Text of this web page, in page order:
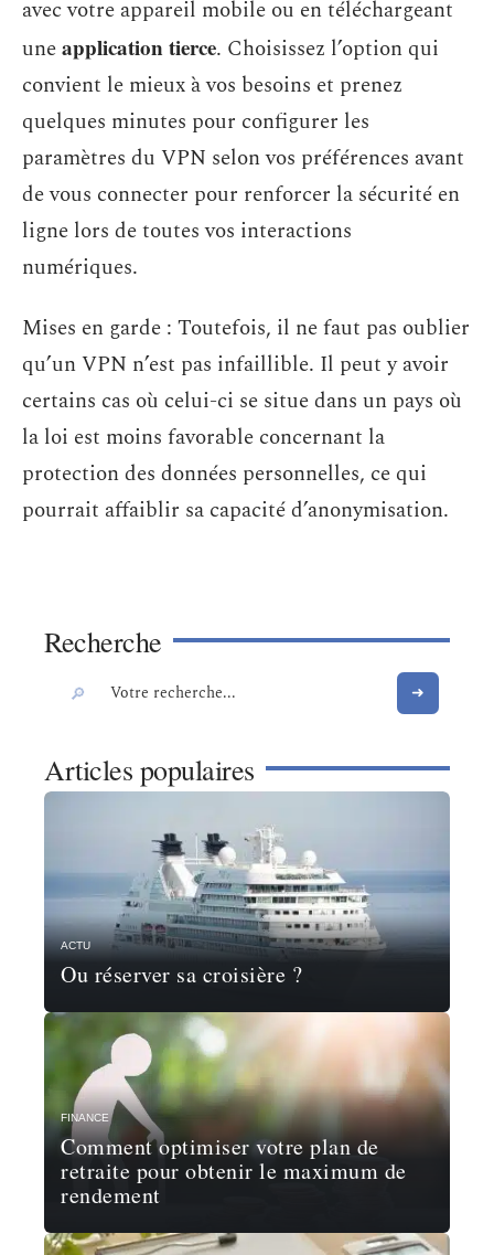
avec votre appareil mobile ou en téléchargeant
uneapplication tierce. Choisissez l’option qui
convient le mieux à vos besoins et prenez
quelques minutes pour configurer les
paramètres du VPN selon vos préférences avant
de vous connecter pour renforcer la sécurité en
ligne lors de toutes vos interactions
numériques.
Mises en garde : Toutefois, il ne faut pas oublier
qu’un VPN n’est pas infaillible. Il peut y avoir
certains cas où celui-ci se situe dans un pays où
la loi est moins favorable concernant la
protection des données personnelles, ce qui
pourrait affaiblir sa capacité d’anonymisation.
Recherche
Articles populaires
ACTU
Ou réserver sa croisière ?
FINANCE
Comment optimiser votre plan de
retraite pour obtenir le maximum de
rendement